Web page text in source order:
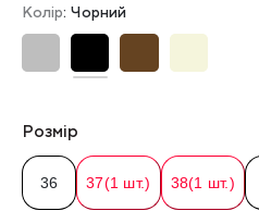
Колір: Чорний
Розмір
36 37(1 шт.) 38(1 шт.)